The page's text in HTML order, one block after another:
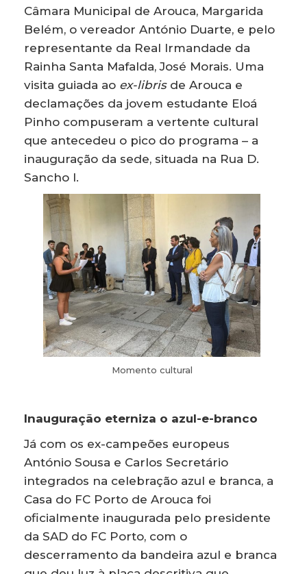
Câmara Municipal de Arouca, Margarida
Belém, o vereador António Duarte, e pelo
representante da Real Irmandade da
Rainha Santa Mafalda, José Morais. Uma
visita guiada ao ex-libris de Arouca e
declamações da jovem estudante Eloá
Pinho compuseram a vertente cultural
que antecedeu o pico do programa – a
inauguração da sede, situada na Rua D.
Sancho I.
Momento cultural
Inauguração eterniza o azul-e-branco
Já com os ex-campeões europeus
António Sousa e Carlos Secretário
integrados na celebração azul e branca, a
Casa do FC Porto de Arouca foi
oficialmente inaugurada pelo presidente
da SAD do FC Porto, com o
descerramento da bandeira azul e branca